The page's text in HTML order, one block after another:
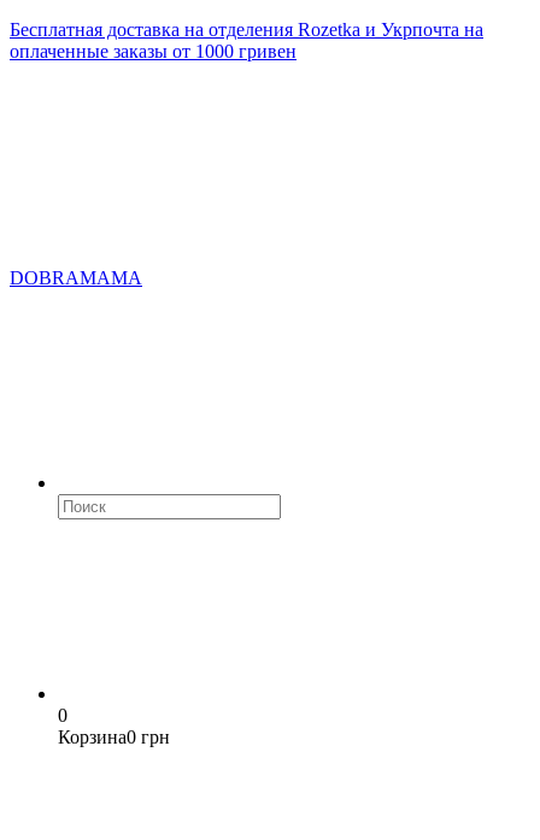
Бесплатная доставка на отделения Rozetka и Укрпочта на
оплаченные заказы от 1000 гривен
DOBRAMAMA
0
Корзина0 грн